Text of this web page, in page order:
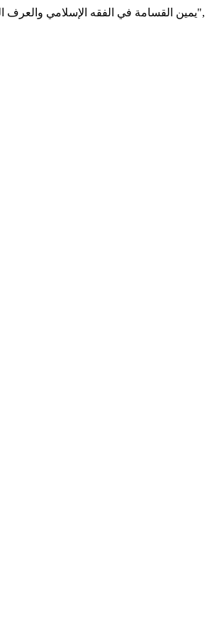
القطمي م. ع. أ. و Journal , A. U. (2023) "يمين القسامة في الفقه الإسلامي والعرف القبلي المأربي دراسة فقهية مقارنة",